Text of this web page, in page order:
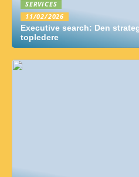
SERVICES
11/02/2026
Executive search: Den
topledere